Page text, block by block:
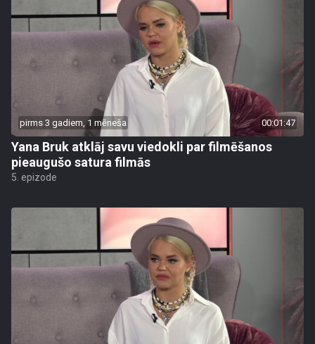
pirms 3 gadiem, 1 mēneša 00:01:47
Yana Bruk atklāj savu viedokli par filmēšanos
pieaugušo satura filmās
5. epizode